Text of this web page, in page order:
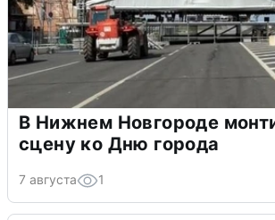
В Нижнем Новгороде
сцену ко Дню города
7 августа 1